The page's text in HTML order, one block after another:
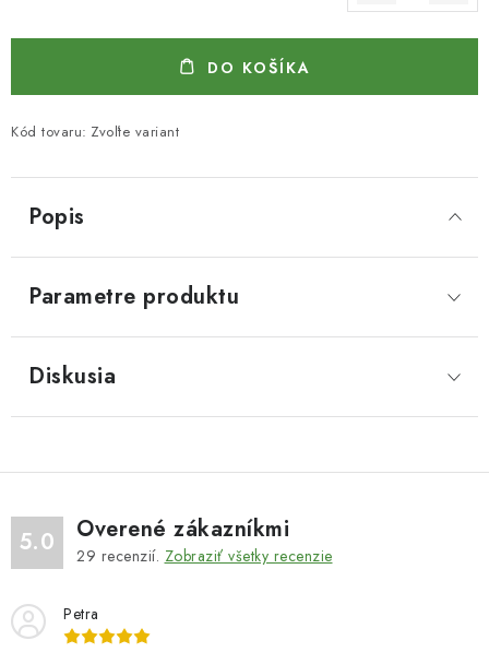
DO KOŠÍKA
Kód tovaru: Zvoľte variant
Popis
Parametre produktu
Diskusia
5.0 Overené zákazníkmi
29 recenzií. Zobraziť všetky recenzie
Petra